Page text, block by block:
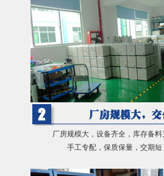
厂房规模大，设备齐全，库存备料
手工专配，保质保量，交期短